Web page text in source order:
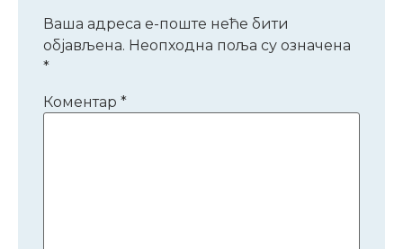
Ваша адреса е-поште неће бити
објављена. Неопходна поља су означена
*
Коментар *